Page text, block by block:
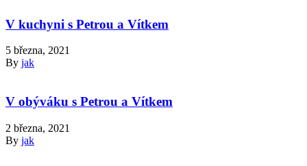
V kuchyni s Petrou a Vítkem
5 března, 2021
By jak
V obýváku s Petrou a Vítkem
2 března, 2021
By jak